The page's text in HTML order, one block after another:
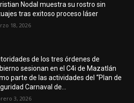
Nodal muestra su rostro sin
tras exitoso proceso láser
18, 2026
de los tres órdenes de
sesionan en el C4i de Mazatlán
parte de las actividades del “Plan de
Carnaval de...
3, 2026